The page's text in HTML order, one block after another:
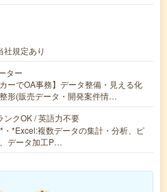
規定あり
ター
ーでOA事務】データ整備・見える化
形(販売データ・開発案件情…
ンクOK / 英語力不要
*Excel:複数データの集計・分析、ピ
データ加工P…